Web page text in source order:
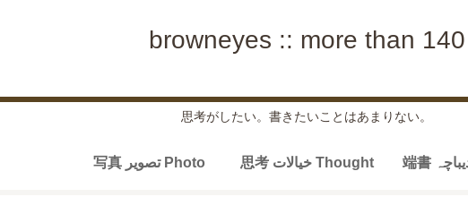
browneyes :: more than 140
思考がしたい。書きたいことはあまりない。
写真 تصویر Photo 思考 خیالات Thought